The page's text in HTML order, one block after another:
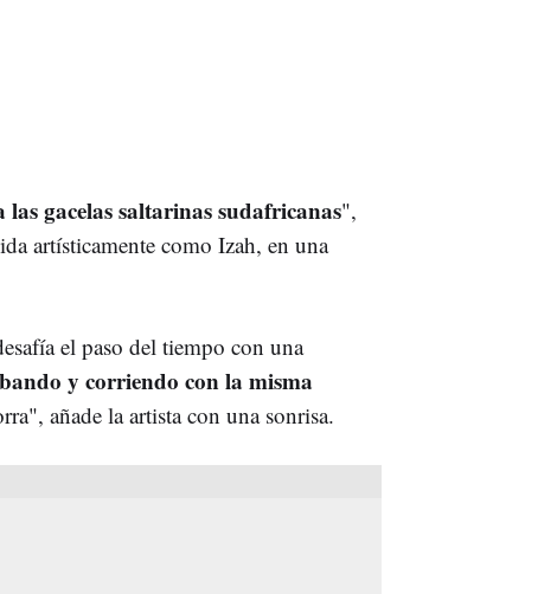
gacelas saltarinas sudafricanas",
artísticamente como Izah, en una
el paso del tiempo con una
y corriendo con la misma
añade la artista con una sonrisa.